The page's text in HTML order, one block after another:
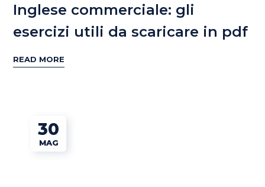
Inglese commerciale: gli
esercizi utili da scaricare in pdf
READ MORE
30
MAG